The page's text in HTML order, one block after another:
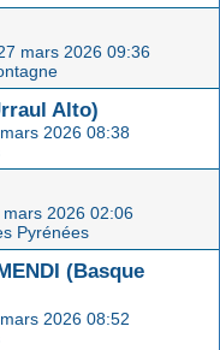
mars 2026 09:36
Alto)
2026 08:38
mars 2026 02:06
Pyrénées
(Basque
2026 08:52